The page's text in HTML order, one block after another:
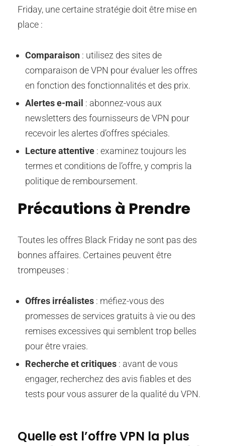
Friday, une certaine stratégie doit être mise en
place :
Comparaison : utilisez des sites de
comparaison de VPN pour évaluer les offres
en fonction des fonctionnalités et des prix.
Alertes e-mail : abonnez-vous aux
newsletters des fournisseurs de VPN pour
recevoir les alertes d’offres spéciales.
Lecture attentive : examinez toujours les
termes et conditions de l’offre, y compris la
politique de remboursement.
Précautions à Prendre
Toutes les offres Black Friday ne sont pas des
bonnes affaires. Certaines peuvent être
trompeuses :
Offres irréalistes : méfiez-vous des
promesses de services gratuits à vie ou des
remises excessives qui semblent trop belles
pour être vraies.
Recherche et critiques : avant de vous
engager, recherchez des avis fiables et des
tests pour vous assurer de la qualité du VPN.
Quelle est l’offre VPN la plus